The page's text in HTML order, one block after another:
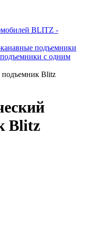
BLITZ -
подъемники
с одним
Blitz
Blitz